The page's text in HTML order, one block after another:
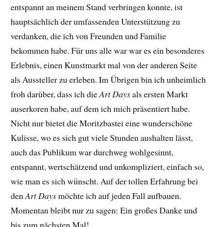
entspannt an meinem Stand verbringen konnte, ist
hauptsächlich der umfassenden Unterstützung zu
verdanken, die ich von Freunden und Familie
bekommen habe. Für uns alle war war es ein besonderes
Erlebnis, einen Kunstmarkt mal von der anderen Seite
als Aussteller zu erleben. Im Übrigen bin ich unheimlich
froh darüber, dass ich dieArt Daysals ersten Markt
auserkoren habe, auf dem ich mich präsentiert habe.
Nicht nur bietet die Moritzbastei eine wunderschöne
Kulisse, wo es sich gut viele Stunden aushalten lässt,
auch das Publikum war durchweg wohlgesinnt,
entspannt, wertschätzend und unkompliziert, einfach so,
wie man es sich wünscht. Auf der tollen Erfahrung bei
denArt Daysmöchte ich auf jeden Fall aufbauen.
Momentan bleibt nur zu sagen: Ein großes Danke und
bis zum nächsten Mal!